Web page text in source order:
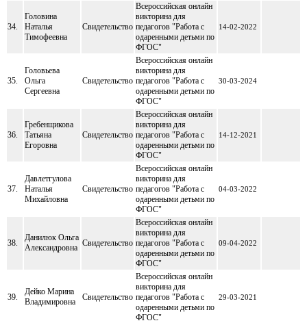
34.
Головина
Наталья
Тимофеевна
Свидетельство
Всероссийская онлайн
викторина для
педагогов "Работа с
одаренными детьми по
ФГОС"
14-02-2022
35.
Головьева
Ольга
Сергеевна
Свидетельство
Всероссийская онлайн
викторина для
педагогов "Работа с
одаренными детьми по
ФГОС"
30-03-2024
36.
Гребенщикова
Татьяна
Егоровна
Свидетельство
Всероссийская онлайн
викторина для
педагогов "Работа с
одаренными детьми по
ФГОС"
14-12-2021
37.
Давлетгулова
Наталья
Михайловна
Свидетельство
Всероссийская онлайн
викторина для
педагогов "Работа с
одаренными детьми по
ФГОС"
04-03-2022
38.
Данилюк Ольга
Александровна Свидетельство
Всероссийская онлайн
викторина для
педагогов "Работа с
одаренными детьми по
ФГОС"
09-04-2022
39.
Дейко Марина
Владимировна
Свидетельство
Всероссийская онлайн
викторина для
педагогов "Работа с
одаренными детьми по
ФГОС"
29-03-2021